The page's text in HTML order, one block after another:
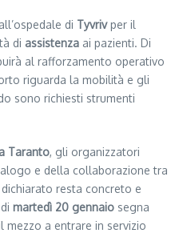
di Tyvrivper il
di assistenza ai pazienti. Di
al rafforzamento operativo
riguarda la mobilità e gli
sono richiesti strumenti
Taranto, gli organizzatori
e della collaborazione tra
resta concreto e
martedì 20 gennaio segna
mezzo a entrare in servizio